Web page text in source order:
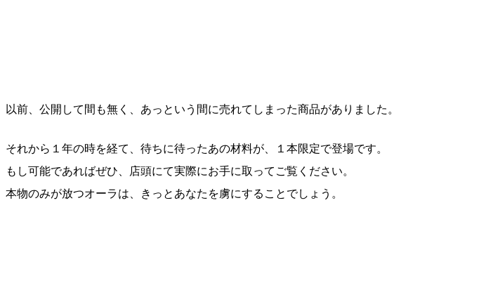
以前、公開して間も無く、あっという間に売れてしまった商品がありました。
それから１年の時を経て、待ちに待ったあの材料が、１本限定で登場です。
もし可能であればぜひ、店頭にて実際にお手に取ってご覧ください。
本物のみが放つオーラは、きっとあなたを虜にすることでしょう。